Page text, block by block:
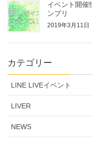
イベント開催
ンプリ
2019年3月11日
カテゴリー
LINE LIVEイベント
LIVER
NEWS